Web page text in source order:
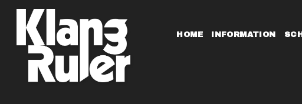
HOME INFORMATION